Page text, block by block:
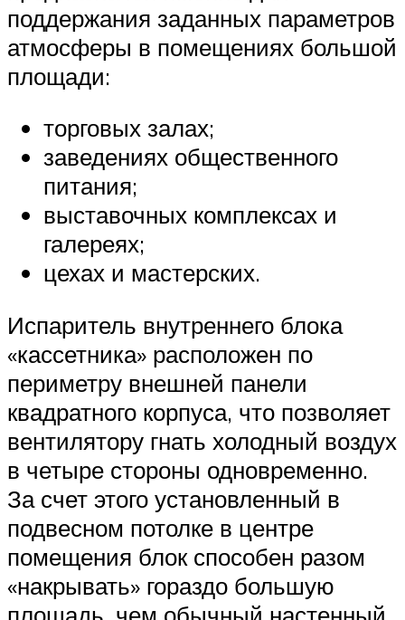
поддержания заданных параметров
атмосферы в помещениях большой
площади:
торговых залах;
заведениях общественного
питания;
выставочных комплексах и
галереях;
цехах и мастерских.
Испаритель внутреннего блока
«кассетника» расположен по
периметру внешней панели
квадратного корпуса, что позволяет
вентилятору гнать холодный воздух
в четыре стороны одновременно.
За счет этого установленный в
подвесном потолке в центре
помещения блок способен разом
«накрывать» гораздо большую